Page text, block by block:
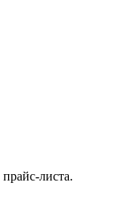
листа.